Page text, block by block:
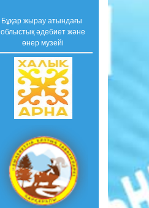
Бұқар жырау атындағы
облыстық әдебиет және
өнер музейі